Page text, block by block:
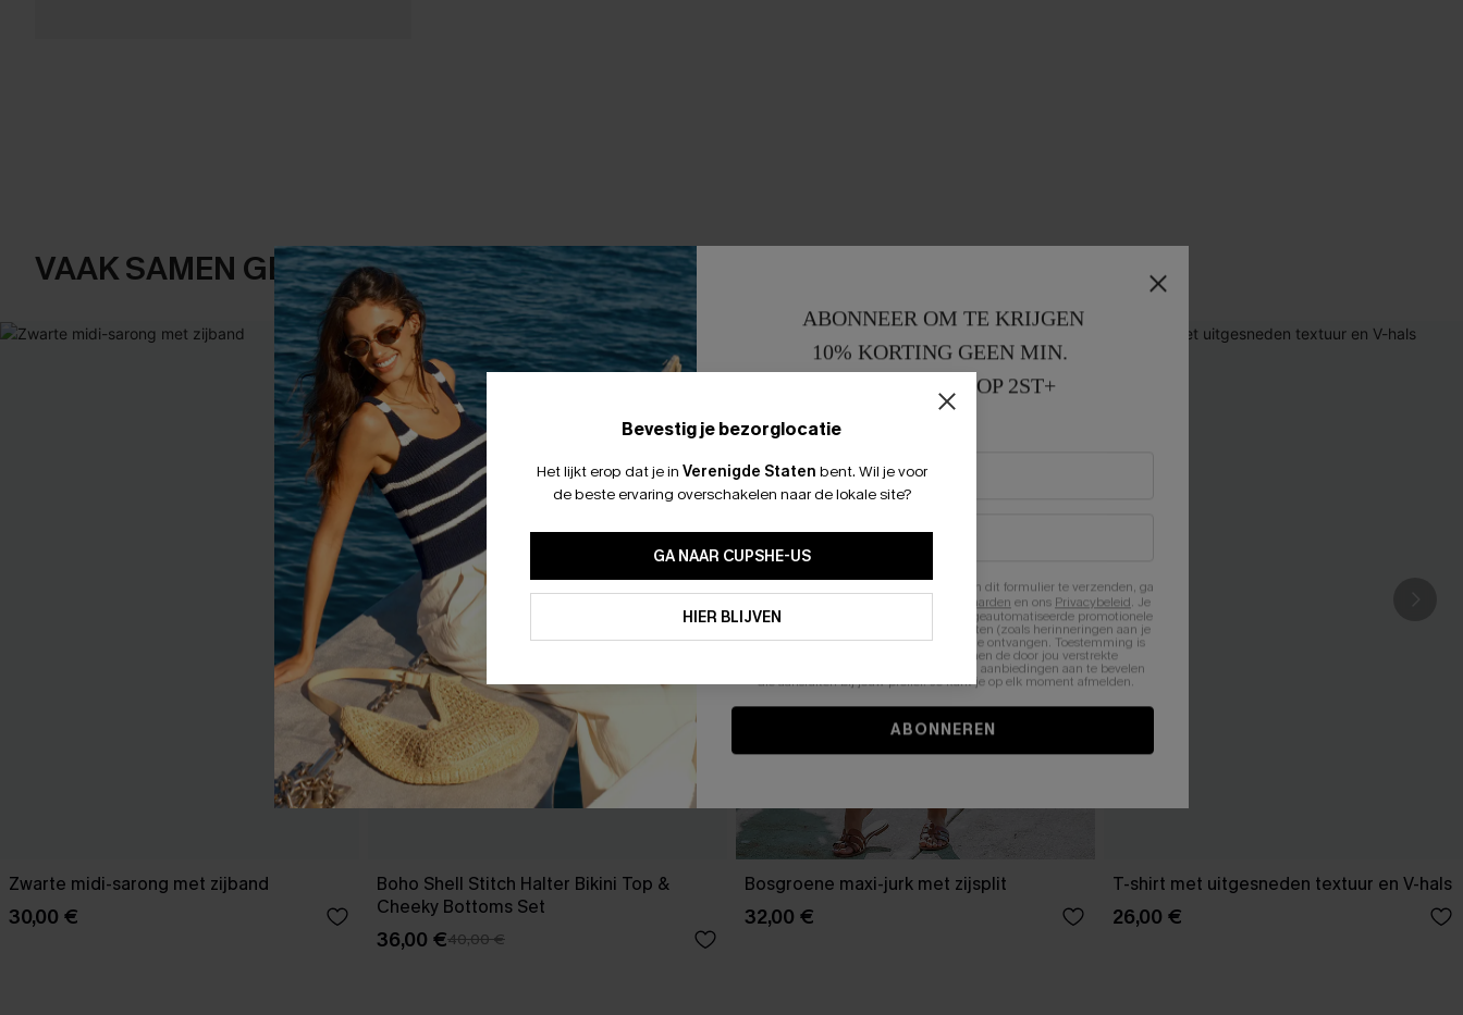
VAAK SAMEN GEKOCHT
Zwarte midi-sarong met zijband
30,00 €
Boho Shell Stitch Halter Bikini Top &
Cheeky Bottoms Set
36,00 €40,00 €
Bosgroene maxi-jurk met zijsplit
32,00 €
T-shirt met uitgesneden textuur en V-hals
26,00 €
Bevestig je bezorglocatie
Het lijkt erop dat je in Verenigde Staten bent. Wil je voor
de beste ervaring overschakelen naar de lokale site?
GA NAAR CUPSHE-US
HIER BLIJVEN
ABONNEER OM TE KRIJGEN
10% KORTING GEEN MIN.
15% KORTING OP 2ST+
Door je contactgegevens in te vullen en dit formulier te verzenden, ga
Algemene Voorwaarden en ons Privacybeleid. Je
stemt er tevens mee in om herhaalde geautomatiseerde promotionele
en gepersonaliseerde marketingberichten (zoals herinneringen aan je
winkelwagen) en e-mails van Cupshe te ontvangen. Toestemming is
niet vereist voor een aankoop. We kunnen de door jou verstrekte
informatie gebruiken om producten en aanbiedingen aan te bevelen
die aansluiten bij jouw profiel. Je kunt je op elk moment afmelden.
ABONNEREN